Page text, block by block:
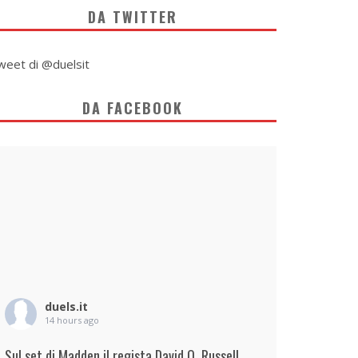
DA TWITTER
di @duelsit
DA FACEBOOK
duels.it
14 hours ago